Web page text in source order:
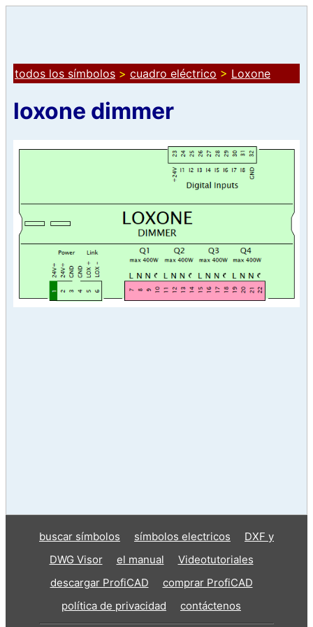
todos los símbolos > cuadro eléctrico > Loxone
loxone dimmer
buscar símbolos símbolos electricos
DXF y
DWG Visor
el manual
Videotutoriales
descargar ProfiCAD
comprar ProfiCAD
política de privacidad
contáctenos